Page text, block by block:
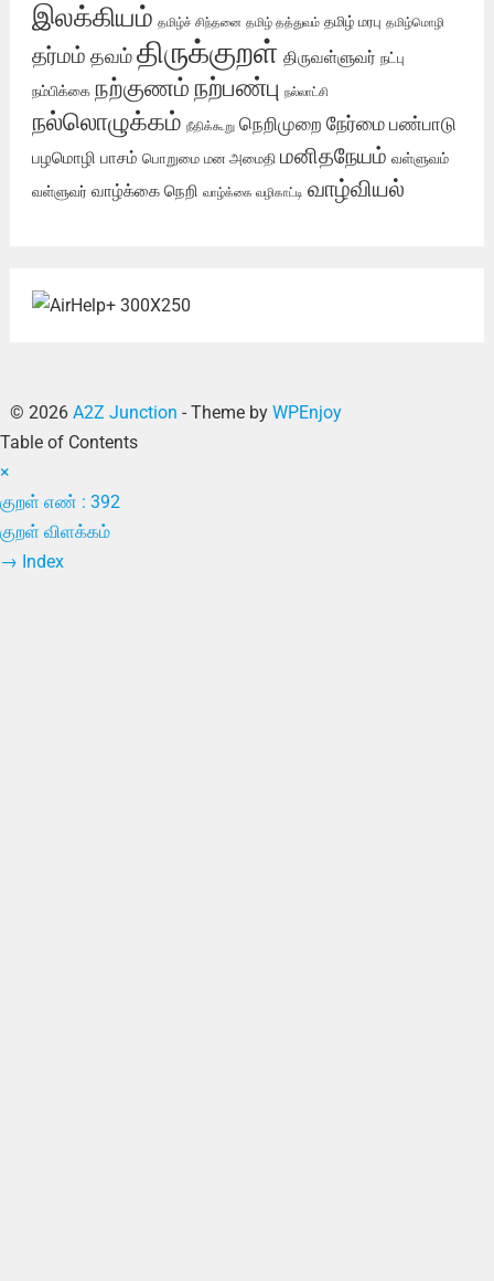
இலக்கியம் தமிழ்ச் சிந்தனை தமிழ் தத்துவம் தமிழ் மரபு தமிழ்மொழி
தர்மம் தவம்திருக்குறள் திருவள்ளுவர் நட்பு
நம்பிக்கை நற்குணம் நற்பண்பு நல்லாட்சி
நல்லொழுக்கம் நீதிக்கூறு நெறிமுறை நேர்மை பண்பாடு
பழமொழி பாசம் பொறுமை மன அமைதி மனிதநேயம் வள்ளுவம்
வள்ளுவர் வாழ்க்கை நெறி வாழ்க்கை வழிகாட்டி வாழ்வியல்
© 2026 A2Z Junction - Theme by WPEnjoy
Table of Contents
×
குறள் எண் : 392
குறள் விளக்கம்
→ Index